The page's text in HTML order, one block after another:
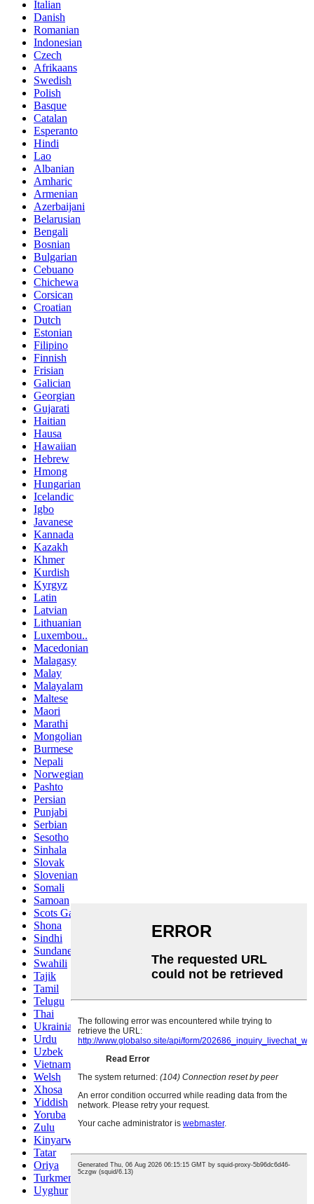
Italian
Danish
Romanian
Indonesian
Czech
Afrikaans
Swedish
Polish
Basque
Catalan
Esperanto
Hindi
Lao
Albanian
Amharic
Armenian
Azerbaijani
Belarusian
Bengali
Bosnian
Bulgarian
Cebuano
Chichewa
Corsican
Croatian
Dutch
Estonian
Filipino
Finnish
Frisian
Galician
Georgian
Gujarati
Haitian
Hausa
Hawaiian
Hebrew
Hmong
Hungarian
Icelandic
Igbo
Javanese
Kannada
Kazakh
Khmer
Kurdish
Kyrgyz
Latin
Latvian
Lithuanian
Luxembou..
Macedonian
Malagasy
Malay
Malayalam
Maltese
Maori
Marathi
Mongolian
Burmese
Nepali
Norwegian
Pashto
Persian
Punjabi
Serbian
Sesotho
Sinhala
Slovak
Slovenian
Somali
Samoan
Scots Gaelic
Shona
Sindhi
Sundanese
Swahili
Tajik
Tamil
Telugu
Thai
Ukrainian
Urdu
Uzbek
Vietnamese
Welsh
Xhosa
Yiddish
Yoruba
Zulu
Kinyarwanda
Tatar
Oriya
Turkmen
Uyghur